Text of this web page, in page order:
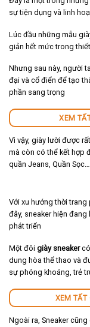
sự tiện dụng và linh
Lúc đầu những mẫu
giản hết mức trong thiết
Nhưng sau này, người
đại và cổ điển để tạo
phần sang trọng
XEM
Vì vậy, giày lười được
mà còn có thể kết hợp
quần Jeans, Quần
Với xu hướng thời
đây, sneaker hiện
phát triển
Một đôi giày sneakercó
dung hòa thể thao và
sự phóng khoáng, trẻ
XEM TẤT
Ngoài ra, Sneaker